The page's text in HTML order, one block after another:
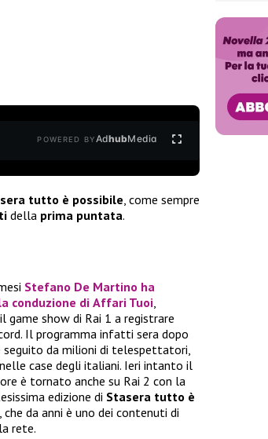
POWERED BYAdhubMedia
tutto è possibile , come sempre
della prima puntata.
Stefano De Martino ha
conduzione diAffari Tuoi,
game show di Rai 1 a registrare
Il programma infatti sera dopo
seguito da milioni di telespettatori,
case degli italiani. Ieri intanto il
è tornato anche su Rai 2 con la
edizione di Stasera tutto è
, che da anni è uno dei contenuti di
rete.